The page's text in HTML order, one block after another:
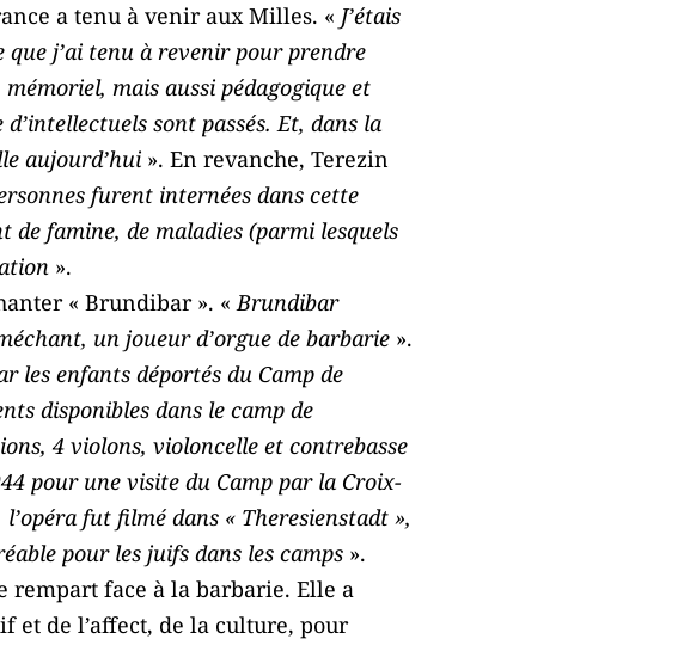
a tenu à venir aux Milles. « J’étais
j’ai tenu à revenir pour prendre
mais aussi pédagogique et
sont passés. Et, dans la
aujourd’hui ». En revanche, Terezin
furent internées dans cette
famine, de maladies (parmi lesquels
».
« Brundibar ». «Brundibar
un joueur d’orgue de barbarie ».
les enfants déportés du Camp de
disponibles dans le camp de
4 violons, violoncelle et contrebasse
pour une visite du Camp par la Croix-
fut filmé dans « Theresienstadt »,
pour les juifs dans les camps ».
rempart face à la barbarie. Elle a
et de l’affect, de la culture, pour